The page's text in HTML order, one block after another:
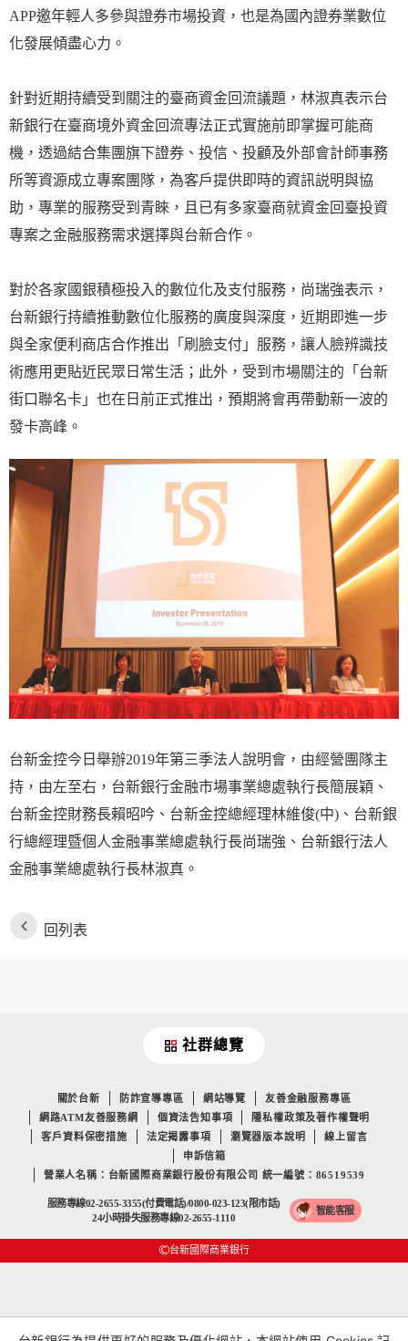
APP邀年輕人多參與證券市場投資，也是為國內證券業數位
化發展傾盡心力。
針對近期持續受到關注的臺商資金回流議題，林淑真表示台
新銀行在臺商境外資金回流專法正式實施前即掌握可能商
機，透過結合集團旗下證券、投信、投顧及外部會計師事務
所等資源成立專案團隊，為客戶提供即時的資訊説明與協
助，專業的服務受到青睞，且已有多家臺商就資金回臺投資
專案之金融服務需求選擇與台新合作。
對於各家國銀積極投入的數位化及支付服務，尚瑞強表示，
台新銀行持續推動數位化服務的廣度與深度，近期即進一步
與全家便利商店合作推出「刷臉支付」服務，讓人臉辨識技
術應用更貼近民眾日常生活；此外，受到市場關注的「台新
街口聯名卡」也在日前正式推出，預期將會再帶動新一波的
發卡高峰。
台新金控今日舉辦2019年第三季法人說明會，由經營團隊主
持，由左至右，台新銀行金融市場事業總處執行長簡展穎、
台新金控財務長賴昭吟、台新金控總經理林維俊(中)、台新銀
行總經理暨個人金融事業總處執行長尚瑞強、台新銀行法人
金融事業總處執行長林淑真。
回列表
社群總覽
關於台新 防詐宣導專區 網站導覽
友善金融服務專區
網路ATM友善服務網
個資法告知事項
隱私權政策及著作權聲明
客戶資料保密措施
法定揭露事項 瀏覽器版本說明
線上留言
申訴信箱
營業人名稱：台新國際商業銀行股份有限公司 統一編號：86519539
服務專線02-2655-3355(付費電話)/0800-023-123(限市話)
24小時掛失服務專線02-2655-1110
智能客服
台新國際商業銀行